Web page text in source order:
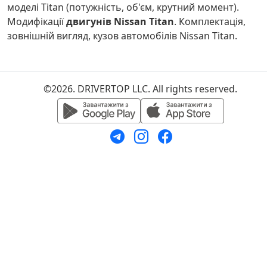
моделі Titan (потужність, об'єм, крутний момент).
Модифікаціїдвигунів Nissan Titan. Комплектація,
зовнішній вигляд, кузов автомобілів Nissan Titan.
©2026. DRIVERTOP LLC. All rights reserved.